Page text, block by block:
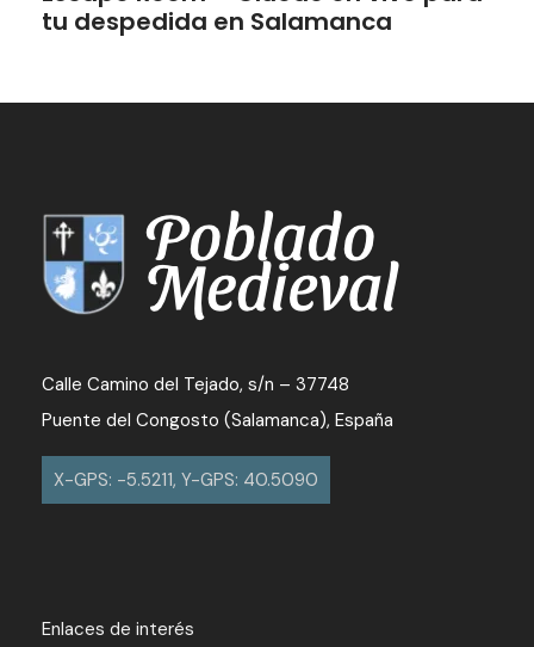
tu despedida en Salamanca
Calle Camino del Tejado, s/n – 37748
Puente del Congosto (Salamanca), España
X-GPS: -5.5211, Y-GPS: 40.5090
Enlaces de interés